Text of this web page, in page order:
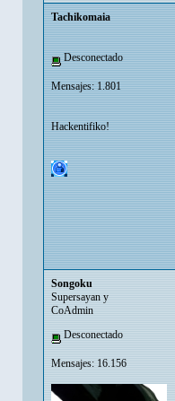
Tachikomaia
Desconectado
Mensajes: 1.801
Hackentifiko!
Songoku
Supersayan y
CoAdmin
Desconectado
Mensajes: 16.156